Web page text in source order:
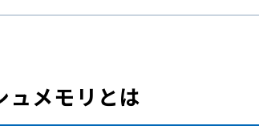
ュメモリとは